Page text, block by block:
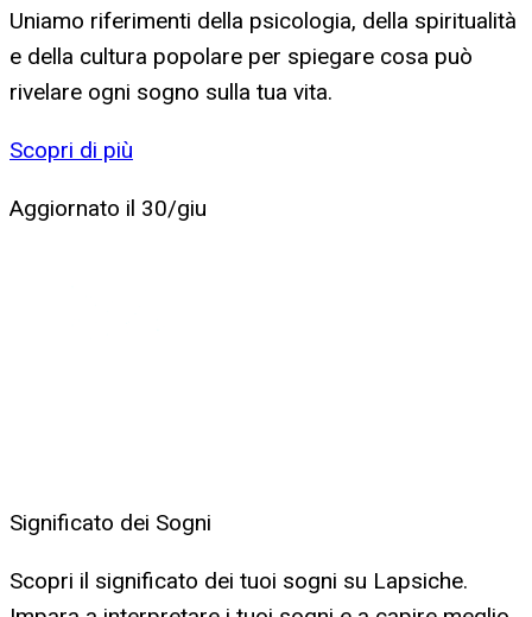
Uniamo riferimenti della psicologia, della spiritualità
e della cultura popolare per spiegare cosa può
rivelare ogni sogno sulla tua vita.
Scopri di più
Aggiornato il 30/giu
Significato dei Sogni
Scopri il significato dei tuoi sogni su Lapsiche.